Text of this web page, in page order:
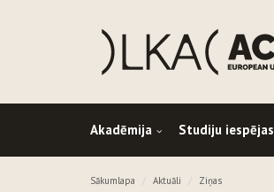
Akadēmija Studiju iespējas
Sākumlapa Aktuāli Ziņas